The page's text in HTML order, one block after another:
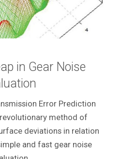
in Gear Noise
Error Prediction
method of
deviations in relation
and fast gear noise